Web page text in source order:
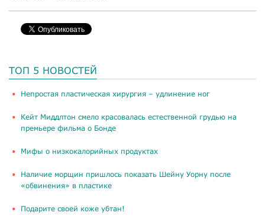
ТОП 5 НОВОСТЕЙ
​Непростая пластическая хирургия – удлинение ног
Кейт Миддлтон смело красовалась естественной грудью на
премьере фильма о Бонде
Мифы о низкокалорийных продуктах
Наличие морщин пришлось показать Шейну Уорну после
«обвинения» в пластике
Подарите своей коже убтан!